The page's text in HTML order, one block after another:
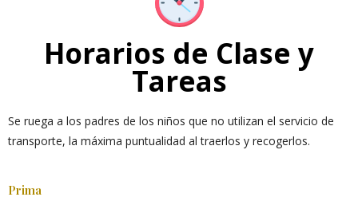
Horarios de Clase y
Tareas
Se ruega a los padres de los niños que no utilizan el servicio de
transporte, la máxima puntualidad al traerlos y recogerlos.
Prima